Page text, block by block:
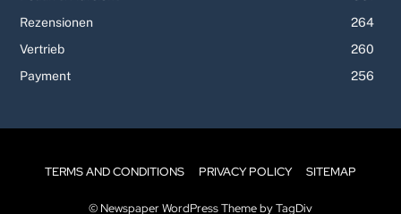
Rezensionen
264
Vertrieb
260
Payment
256
TERMS AND CONDITIONS PRIVACY POLICY SITEMAP
© Newspaper WordPress Theme by TagDiv